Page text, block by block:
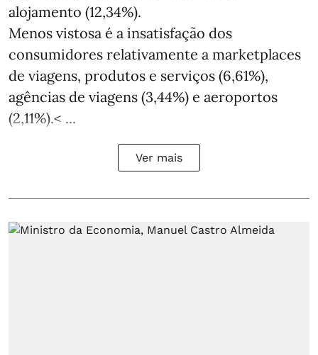
alojamento (12,34%).
Menos vistosa é a insatisfação dos
consumidores relativamente a marketplaces
de viagens, produtos e serviços (6,61%),
agências de viagens (3,44%) e aeroportos
(2,11%).< ...
Ver mais